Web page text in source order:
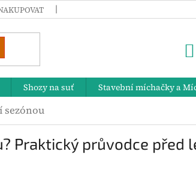
Shozy na suť Stavební míchačky a
sezónou
Praktický průvodce před